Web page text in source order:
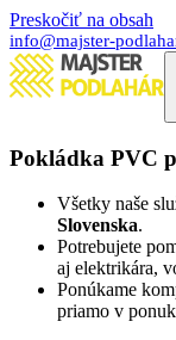
Preskočiť na obsah
info@majster-
Pokládka PVC
Všetky naše
Slovenska.
Potrebujete
aj elektrikára,
Ponúkame
priamo v